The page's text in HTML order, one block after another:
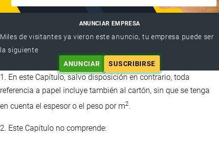
ANUNCIAR EMPRESA
Miles de visitantes ya vieron este anuncio, tu empresa puede ser
la siguiente
ANUNCIAR
SUSCRIBIRSE
1. En este Capítulo, salvo disposición en contrario, toda
referencia a papel incluye también al cartón, sin que se tenga
en cuenta el espesor o el peso por m2.
2. Este Capítulo no comprende: